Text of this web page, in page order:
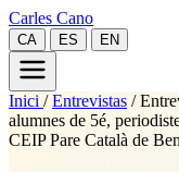
Carles Cano
CA ES EN
Inici / Entrevistas /
alumnes de 5é,
CEIP Pare Català de